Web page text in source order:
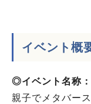
イベント概
◎イベント名称：
親子でメタバー